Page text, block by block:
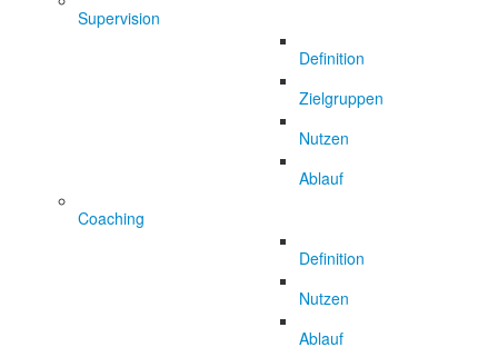
Supervision
Definition
Zielgruppen
Nutzen
Ablauf
Coaching
Definition
Nutzen
Ablauf